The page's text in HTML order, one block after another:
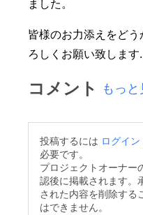
ました。
皆様のお力添えをどう
ろしくお願い致します
コメント もっ
投稿するには ログイン
必要です。
プロジェクトオーナー
認後に掲載されます。
された内容を削除する
はできません。